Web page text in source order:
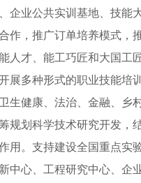
企业公共实训基地、技
作，推广订单培养模式
人才、能工巧匠和大国
展多种形式的职业技能
生健康、法治、金融、
规划科学技术研究开发
用。支持建设全国重点
中心、工程研究中心、